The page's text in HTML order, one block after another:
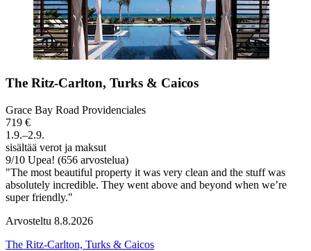
The Ritz-Carlton, Turks & Caicos
Grace Bay Road Providenciales
719 €
1.9.–2.9.
sisältää verot ja maksut
9/10 Upea! (656 arvostelua)
"The most beautiful property it was very clean and the stuff was
absolutely incredible. They went above and beyond when we’re
super friendly."
Arvosteltu 8.8.2026
The Ritz-Carlton, Turks & Caicos